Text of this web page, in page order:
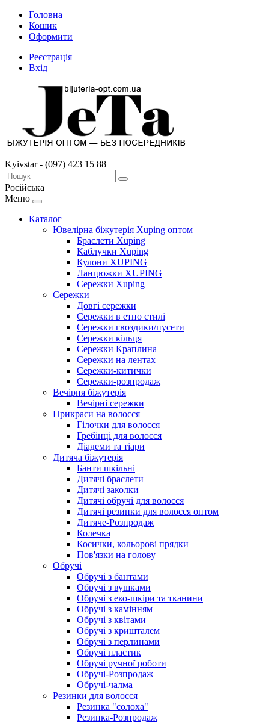
Головна
Кошик
Оформити
Реєстрація
Вхід
Kyivstar - (097) 423 15 88
Російська
Меню
Каталог
Ювелірна біжутерія Xuping оптом
Браслети Xuping
Каблучки Xuping
Кулони XUPING
Ланцюжки XUPING
Сережки Xuping
Сережки
Довгі сережки
Сережки в етно стилі
Сережки гвоздики/пусети
Сережки кільця
Сережки Краплина
Сережки на лентах
Сережки-китички
Сережки-розпродаж
Вечірня біжутерія
Вечірні сережки
Прикраси на волосся
Гілочки для волосся
Гребінці для волосся
Діадеми та тіари
Дитяча біжутерія
Банти шкільні
Дитячі браслети
Дитячі заколки
Дитячі обручі для волосся
Дитячі резинки для волосся оптом
Дитяче-Розпродаж
Колечка
Косички, кольорові прядки
Пов'язки на голову
Обручі
Обручі з бантами
Обручі з вушками
Обручі з еко-шкіри та тканини
Обручі з камінням
Обручі з квітами
Обручі з кришталем
Обручі з перлинами
Обручі пластик
Обручі ручної роботи
Обручі-Розпродаж
Обручі-чалма
Резинки для волосся
Резинка "солоха"
Резинка-Розпродаж